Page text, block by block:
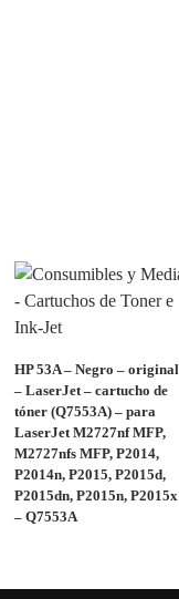
HP 53A – Negro – original
– LaserJet – cartucho de
tóner (Q7553A) – para
LaserJet M2727nf MFP,
M2727nfs MFP, P2014,
P2014n, P2015, P2015d,
P2015dn, P2015n, P2015x
– Q7553A